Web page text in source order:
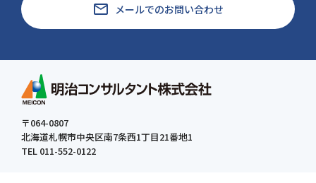
email メールでのお問い合わせ
〒064-0807
北海道札幌市中央区南7条西1丁目21番地1
TEL 011-552-0122